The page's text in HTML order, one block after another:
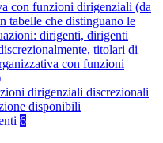
con funzioni dirigenziali (da
tabelle che distinguano le
dirigenti, dirigenti
titolari di
con funzioni
dirigenziali discrezionali
disponibili
6